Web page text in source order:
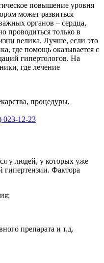
повышение уровня
может развиться
органов – сердца,
проводиться только в
велика. Лучше, если это
где помощь оказывается с
гипертологов. На
где лечение
процедуры,
023-12-23
у людей, у которых уже
гипертензии. Фактора
препарата и т.д.